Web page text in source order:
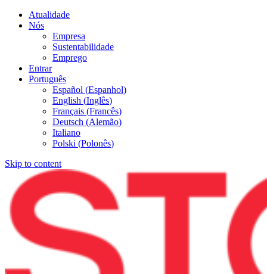
Atualidade
Nós
Empresa
Sustentabilidade
Emprego
Entrar
Português
Español (Espanhol)
English (Inglês)
Français (Francês)
Deutsch (Alemão)
Italiano
Polski (Polonês)
Skip to content